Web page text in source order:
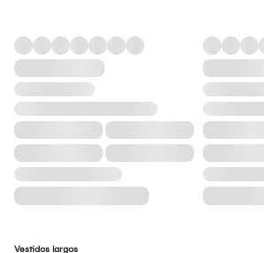
Vestidos largos